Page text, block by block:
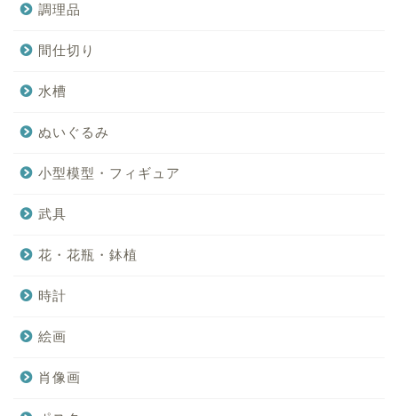
調理品
間仕切り
水槽
ぬいぐるみ
小型模型・フィギュア
武具
花・花瓶・鉢植
時計
絵画
肖像画